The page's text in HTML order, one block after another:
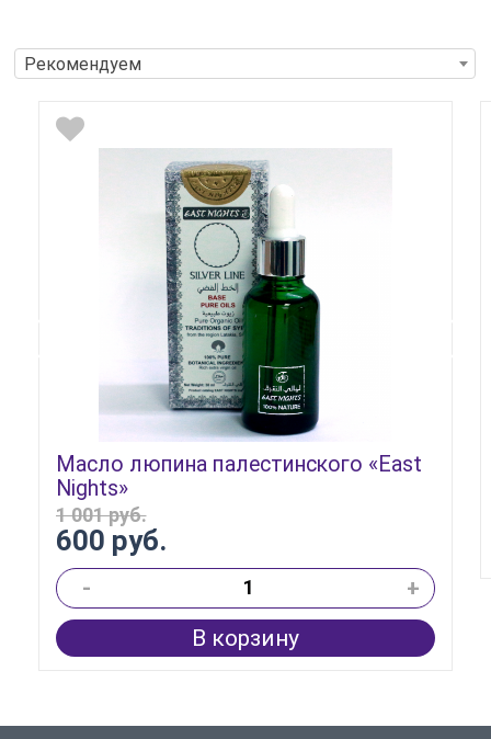
Рекомендуем
Масло люпина палестинского «East
Nights»
600 руб.
1 001 руб.
-
+
В корзину